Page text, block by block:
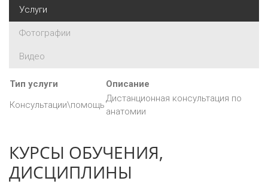
Услуги
Фотографии
Видео
Тип услуги
Описание
Консультации\помощь
Дистанционная консультация по
анатомии
КУРСЫ ОБУЧЕНИЯ,
ДИСЦИПЛИНЫ